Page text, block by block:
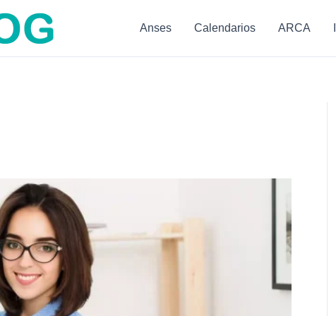
Anses Calendarios ARCA